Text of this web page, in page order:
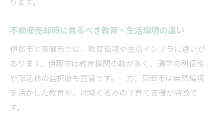
不動産売却時に見るべき教育・生活環境の違い
伊那市と東御市では、教育環境や生活インフラに違いが
あります。伊那市は教育機関の数が多く、通学の利便性
や部活動の選択肢も豊富です。一方、東御市は自然環境
を活かした教育や、地域ぐるみの子育て支援が特徴で
す。